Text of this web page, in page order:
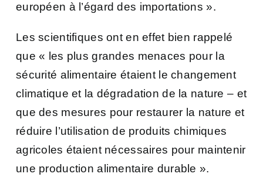
européen à l’égard des importations ».
Les scientifiques ont en effet bien rappelé
que« l es plus grandes menaces pour la
sécurité alimentaire étaient le changement
climatique et la dégradation de la nature – et
que des mesures pour restaurer la nature et
réduire l’utilisation de produits chimiques
agricoles étaient nécessaires pour maintenir
une production alimentaire durable ».